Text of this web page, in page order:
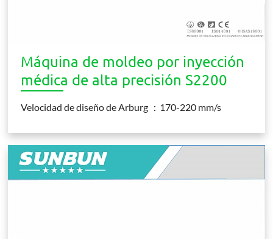
Máquina de moldeo por inyección
médica de alta precisión S2200
Velocidad de diseño de Arburg ：170-220 mm/s